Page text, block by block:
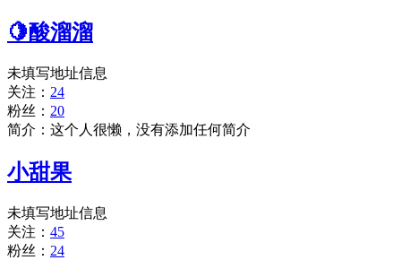
🍋酸溜溜
未填写地址信息
关注： 24
粉丝： 20
简介：这个人很懒，没有添加任何简介
小甜果
未填写地址信息
关注： 45
粉丝： 24